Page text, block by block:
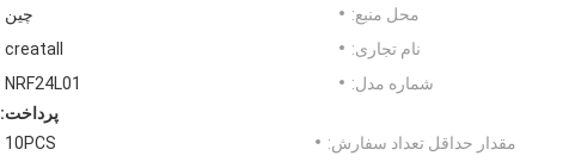
محل منبع:
چین
نام تجاری:
creatall
شماره مدل:
NRF24L01
پرداخت:
مقدار حداقل تعداد سفارش:
10PCS